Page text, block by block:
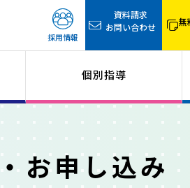
採用情報
資料請求
お問い合わせ
無
個別指導
お申し込み